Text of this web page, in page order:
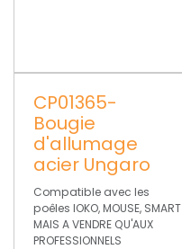
CP01365-
Bougie
d'allumage
acier Ungaro
Compatible avec les
poêles IOKO, MOUSE, SMART
MAIS A VENDRE QU'AUX
PROFESSIONNELS